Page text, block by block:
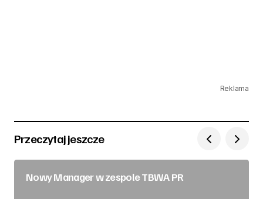
Reklama
Przeczytaj jeszcze
Nowy Manager w zespole TBWA PR